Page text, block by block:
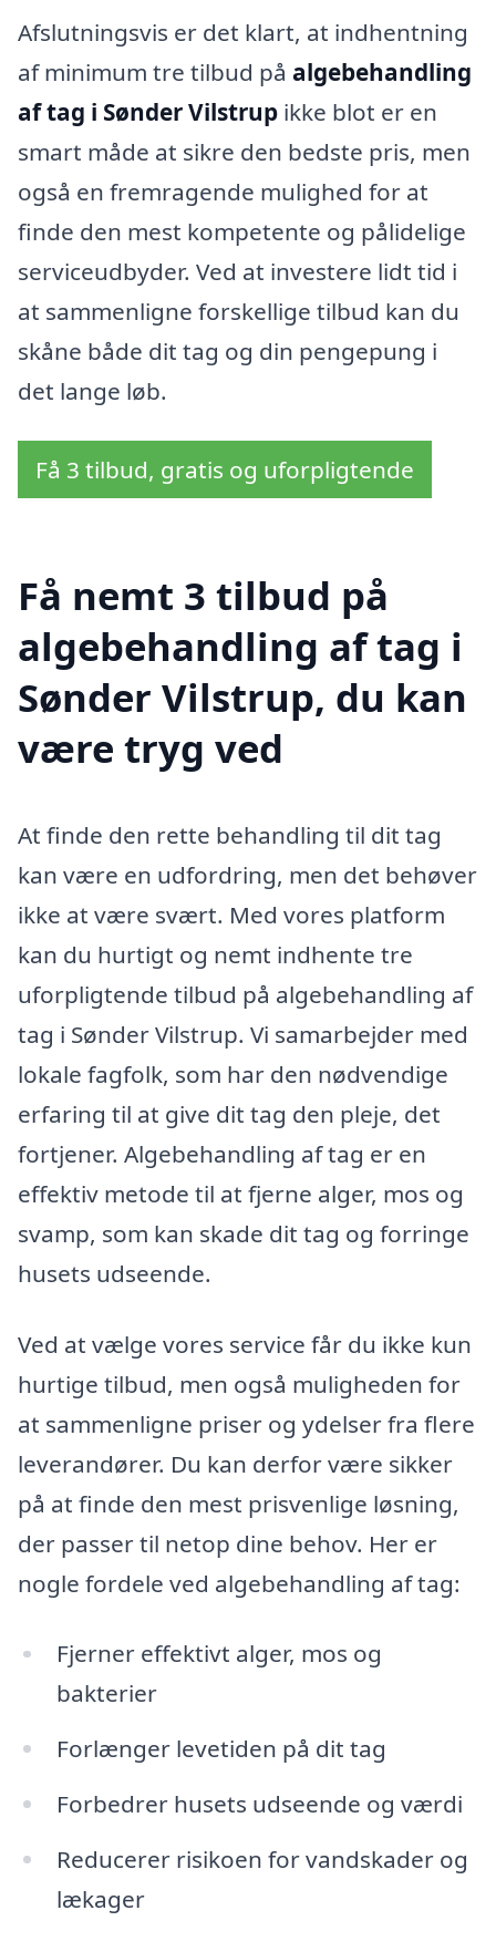
Afslutningsvis er det klart, at indhentning
af minimum tre tilbud på algebehandling
af tag i Sønder Vilstrup ikke blot er en
smart måde at sikre den bedste pris, men
også en fremragende mulighed for at
finde den mest kompetente og pålidelige
serviceudbyder. Ved at investere lidt tid i
at sammenligne forskellige tilbud kan du
skåne både dit tag og din pengepung i
det lange løb.
Få 3 tilbud, gratis og uforpligtende
Få nemt 3 tilbud på
algebehandling af tag i
Sønder Vilstrup, du kan
være tryg ved
At finde den rette behandling til dit tag
kan være en udfordring, men det behøver
ikke at være svært. Med vores platform
kan du hurtigt og nemt indhente tre
uforpligtende tilbud på algebehandling af
tag i Sønder Vilstrup. Vi samarbejder med
lokale fagfolk, som har den nødvendige
erfaring til at give dit tag den pleje, det
fortjener. Algebehandling af tag er en
effektiv metode til at fjerne alger, mos og
svamp, som kan skade dit tag og forringe
husets udseende.
Ved at vælge vores service får du ikke kun
hurtige tilbud, men også muligheden for
at sammenligne priser og ydelser fra flere
leverandører. Du kan derfor være sikker
på at finde den mest prisvenlige løsning,
der passer til netop dine behov. Her er
nogle fordele ved algebehandling af tag:
Fjerner effektivt alger, mos og
bakterier
Forlænger levetiden på dit tag
Forbedrer husets udseende og værdi
Reducerer risikoen for vandskader og
lækager